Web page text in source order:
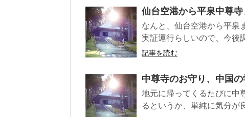
仙台空港から平泉中尊
なんと、仙台空港から平泉
実証運行らしいので、今後
記事を読む
中尊寺のお守り、中国
地元に帰ってくるたびに中
るというか、単純に気分が